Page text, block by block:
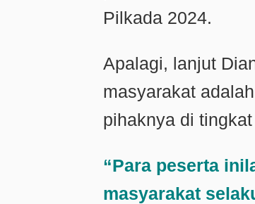
Pilkada 2024.
Apalagi, lanjut
masyarakat
pihaknya di
“Para peserta
masyarakat